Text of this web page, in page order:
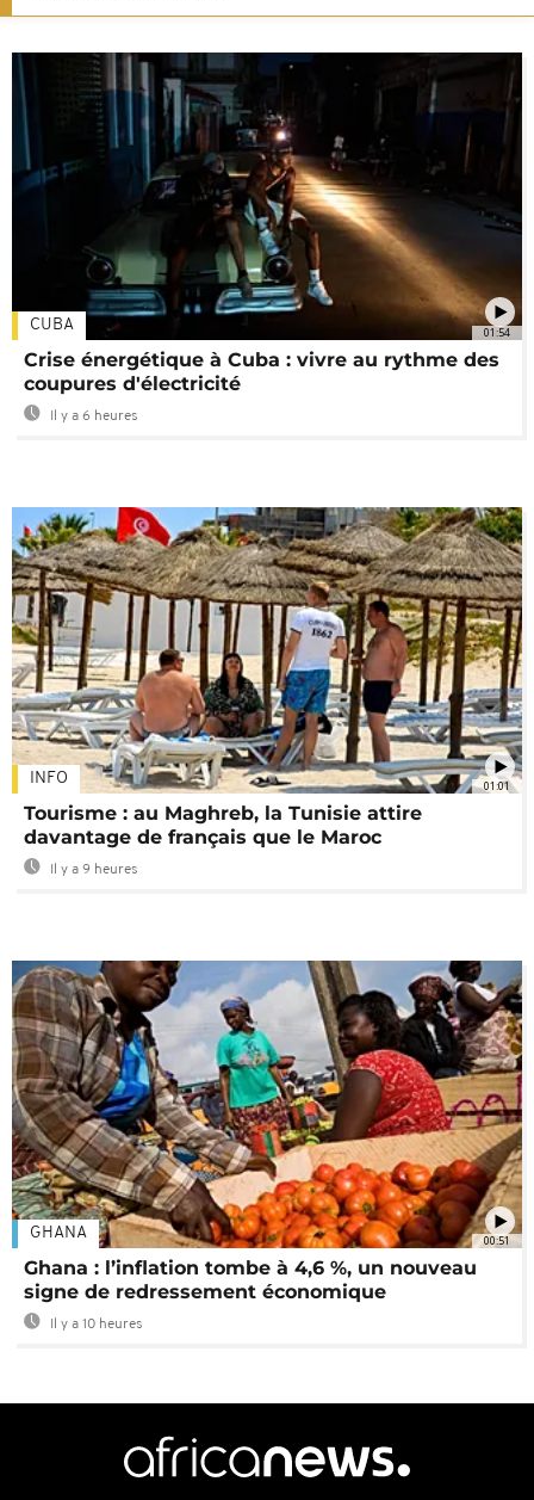
01:54
CUBA
Crise énergétique à Cuba : vivre au rythme des
coupures d'électricité
Il y a 6 heures
01:01
INFO
Tourisme : au Maghreb, la Tunisie attire
davantage de français que le Maroc
Il y a 9 heures
00:51
GHANA
Ghana : l’inflation tombe à 4,6 %, un nouveau
signe de redressement économique
Il y a 10 heures